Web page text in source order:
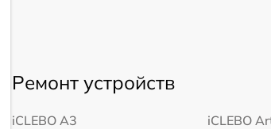
Ремонт устройств
iCLEBO A3
iCLEBO